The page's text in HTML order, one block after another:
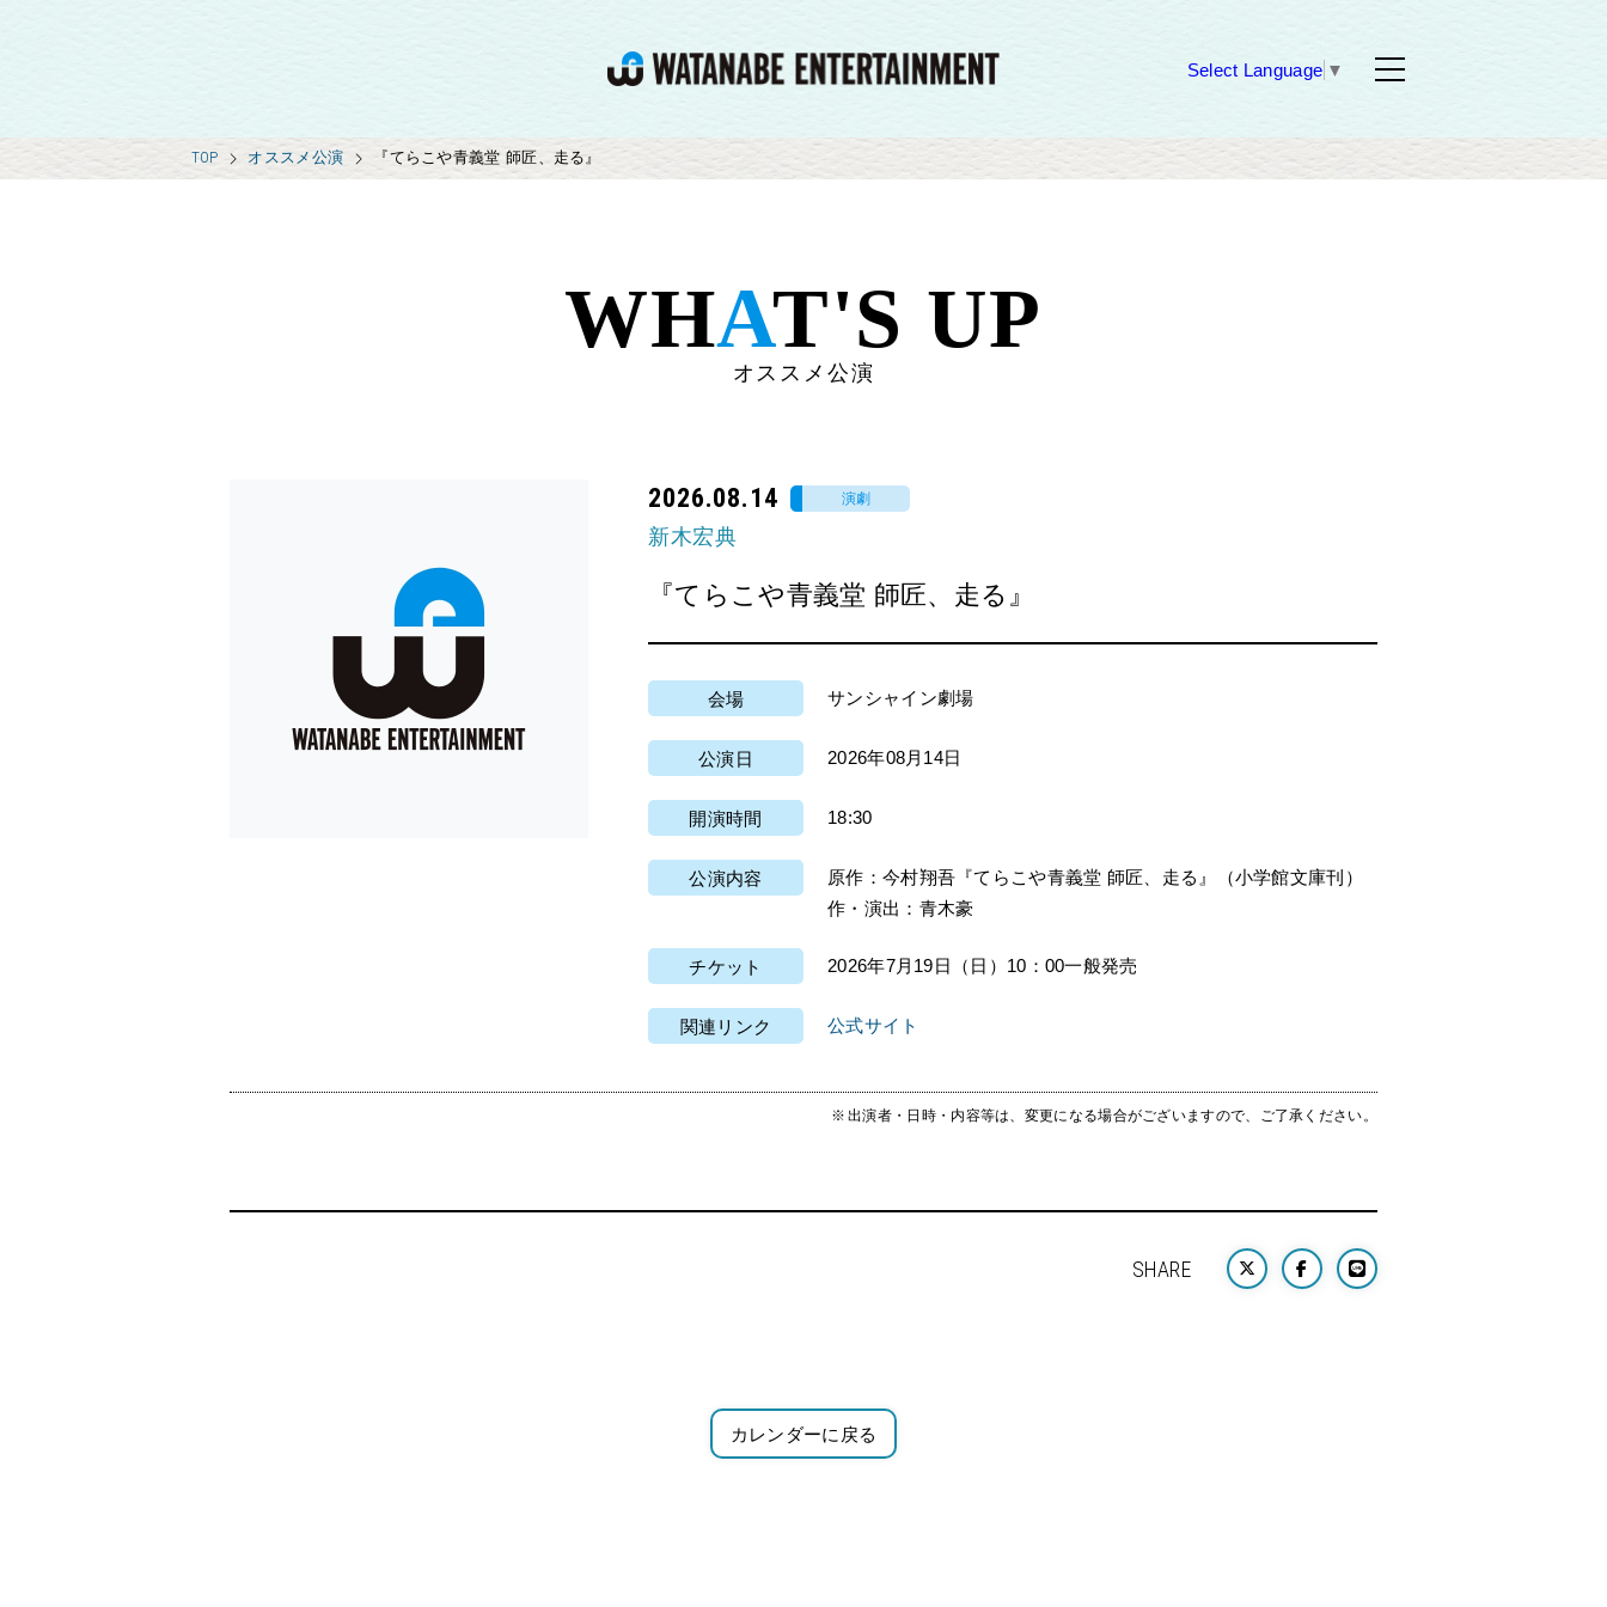
Select Language ▼
TOP オススメ公演 『てらこや青義堂 師匠、走る』
WHAT'S UP
オススメ公演
2026.08.14 演劇
新木宏典
『てらこや青義堂 師匠、走る』
会場 サンシャイン劇場
公演日 2026年08月14日
開演時間 18:30
公演内容
原作：今村翔吾『てらこや青義堂 師匠、走る』（小学館文庫刊）
作・演出：青木豪
チケット 2026年7月19日（日）10：00一般発売
関連リンク 公式サイト
出演者・日時・内容等は、変更になる場合がございますので、ご了承ください。
SHARE
カレンダーに戻る